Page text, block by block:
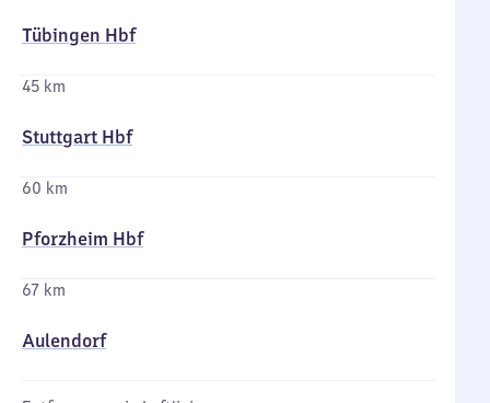
Tübingen Hbf
45 km
Stuttgart Hbf
60 km
Pforzheim Hbf
67 km
Aulendorf